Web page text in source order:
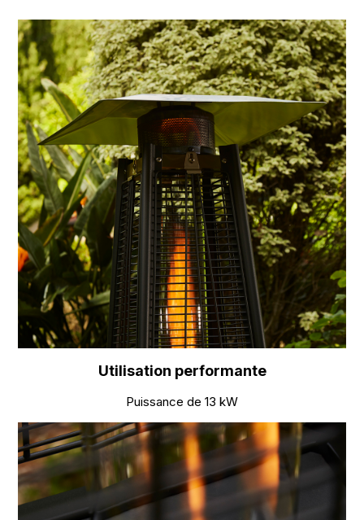
Utilisation performante
Puissance de 13 kW